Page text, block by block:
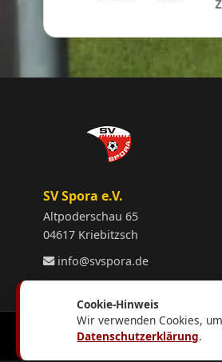
SV Spora e.V.
Altpoderschau 65
04617 Kriebitzsch
info@svspora.de
Cookie-Hinweis
Wir verwenden Cookies,
Datenschutzerklärung.